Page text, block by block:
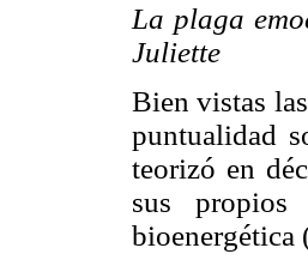
La plaga
Juliette
Bien vistas
puntualidad
teorizó en
sus
bioenergética